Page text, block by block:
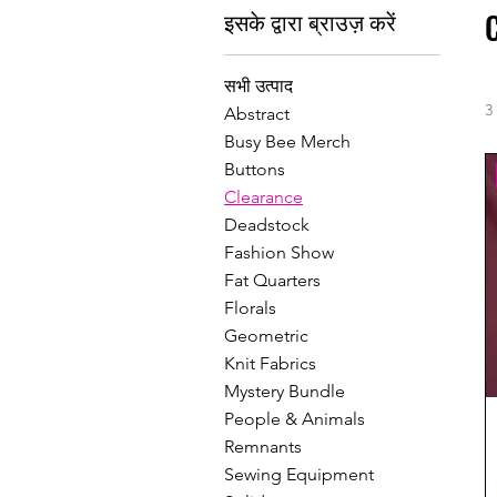
इसके द्वारा ब्राउज़ करें
सभी उत्पाद
Abstract
Busy Bee Merch
Buttons
Clearance
Deadstock
Fashion Show
Fat Quarters
Florals
Geometric
Knit Fabrics
Mystery Bundle
People & Animals
Remnants
Sewing Equipment
3